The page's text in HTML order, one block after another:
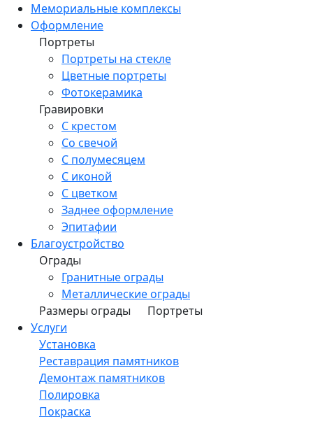
Мемориальные комплексы
Оформление
Портреты
Портреты на стекле
Цветные портреты
Фотокерамика
Гравировки
С крестом
Со свечой
С полумесяцем
С иконой
С цветком
Заднее оформление
Эпитафии
Благоустройство
Ограды
Гранитные ограды
Металлические ограды
Размеры ограды
Портреты
Услуги
Установка
Реставрация памятников
Демонтаж памятников
Полировка
Покраска